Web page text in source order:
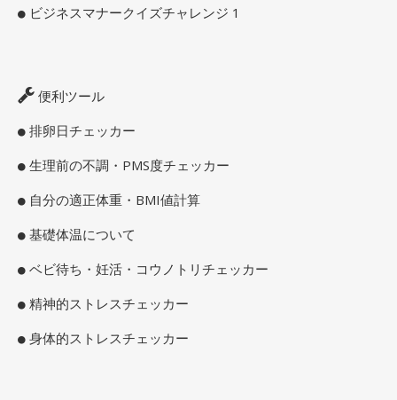
ビジネスマナークイズチャレンジ 1
便利ツール
排卵日チェッカー
生理前の不調・PMS度チェッカー
自分の適正体重・BMI値計算
基礎体温について
ベビ待ち・妊活・コウノトリチェッカー
精神的ストレスチェッカー
身体的ストレスチェッカー